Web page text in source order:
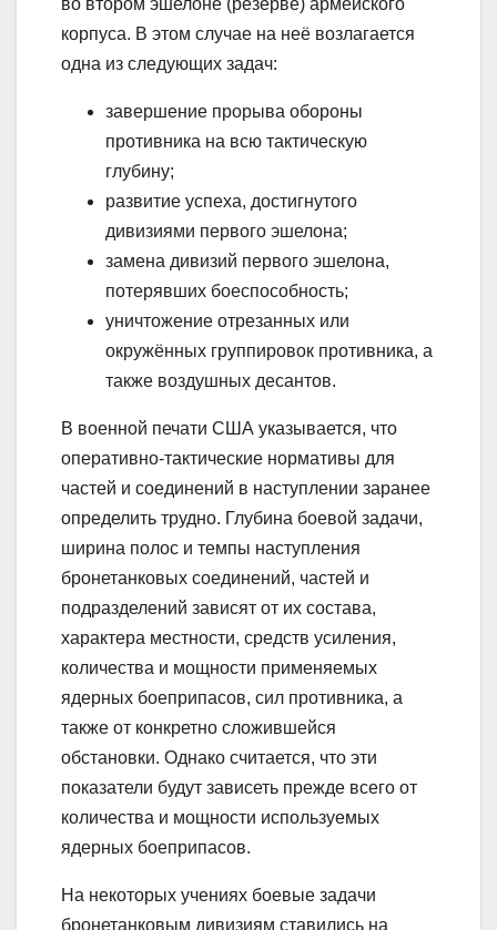
во втором эшелоне (резерве) армейского
корпуса. В этом случае на неё возлагается
одна из следующих задач:
завершение прорыва обороны
противника на всю тактическую
глубину;
развитие успеха, достигнутого
дивизиями первого эшелона;
замена дивизий первого эшелона,
потерявших боеспособность;
уничтожение отрезанных или
окружённых группировок противника, а
также воздушных десантов.
В военной печати США указывается, что
оперативно-тактические нормативы для
частей и соединений в наступлении заранее
определить трудно. Глубина боевой задачи,
ширина полос и темпы наступления
бронетанковых соединений, частей и
подразделений зависят от их состава,
характера местности, средств усиления,
количества и мощности применяемых
ядерных боеприпасов, сил противника, а
также от конкретно сложившейся
обстановки. Однако считается, что эти
показатели будут зависеть прежде всего от
количества и мощности используемых
ядерных боеприпасов.
На некоторых учениях боевые задачи
бронетанковым дивизиям ставились на